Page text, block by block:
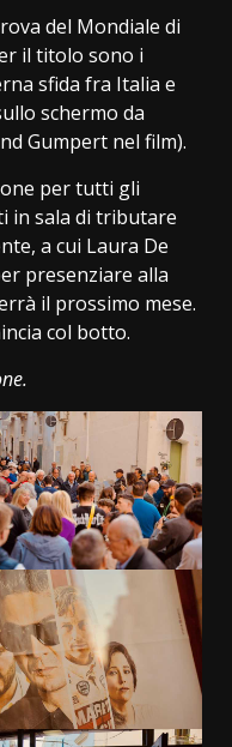
del Mondiale di
il titolo sono i
sfida fra Italia e
schermo da
Gumpert nel film).
per tutti gli
in sala di tributare
a cui Laura De
presenziare alla
il prossimo mese.
col botto.